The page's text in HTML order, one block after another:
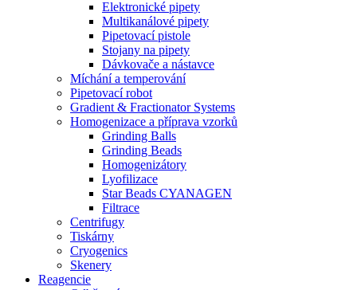
Elektronické pipety
Multikanálové pipety
Pipetovací pistole
Stojany na pipety
Dávkovače a nástavce
Míchání a temperování
Pipetovací robot
Gradient & Fractionator Systems
Homogenizace a příprava vzorků
Grinding Balls
Grinding Beads
Homogenizátory
Lyofilizace
Star Beads CYANAGEN
Filtrace
Centrifugy
Tiskárny
Cryogenics
Skenery
Reagencie